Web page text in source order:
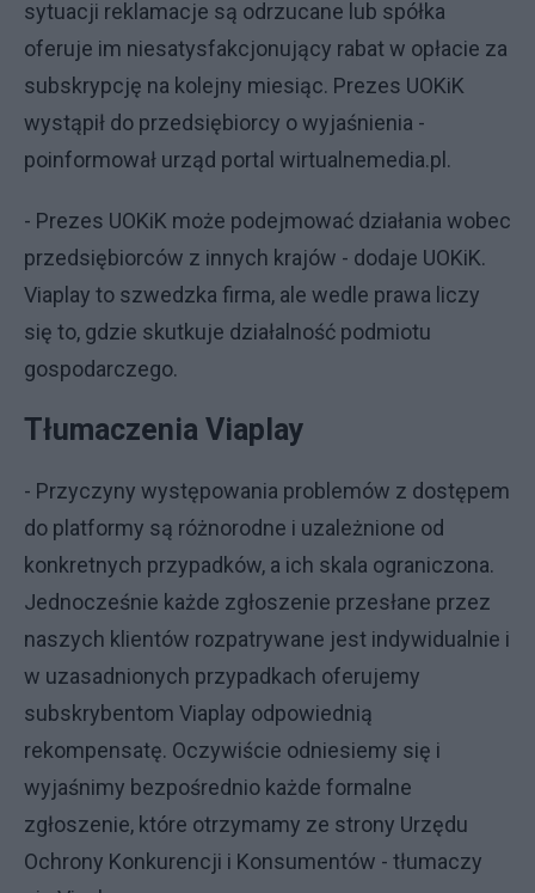
sytuacji reklamacje są odrzucane lub spółka
oferuje im niesatysfakcjonujący rabat w opłacie za
subskrypcję na kolejny miesiąc. Prezes UOKiK
wystąpił do przedsiębiorcy o wyjaśnienia -
poinformował urząd portal wirtualnemedia.pl.
- Prezes UOKiK może podejmować działania wobec
przedsiębiorców z innych krajów - dodaje UOKiK.
Viaplay to szwedzka firma, ale wedle prawa liczy
się to, gdzie skutkuje działalność podmiotu
gospodarczego.
Tłumaczenia Viaplay
- Przyczyny występowania problemów z dostępem
do platformy są różnorodne i uzależnione od
konkretnych przypadków, a ich skala ograniczona.
Jednocześnie każde zgłoszenie przesłane przez
naszych klientów rozpatrywane jest indywidualnie i
w uzasadnionych przypadkach oferujemy
subskrybentom Viaplay odpowiednią
rekompensatę. Oczywiście odniesiemy się i
wyjaśnimy bezpośrednio każde formalne
zgłoszenie, które otrzymamy ze strony Urzędu
Ochrony Konkurencji i Konsumentów - tłumaczy